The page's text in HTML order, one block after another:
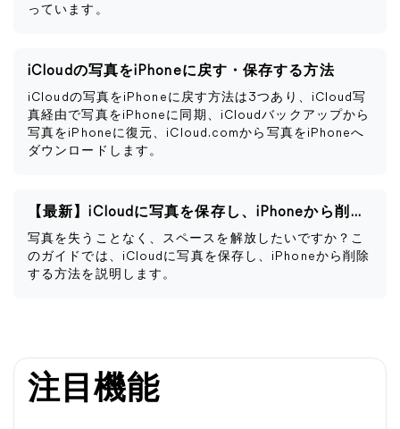
っています。
iCloudの写真をiPhoneに戻す・保存する方法
iCloudの写真をiPhoneに戻す方法は3つあり、iCloud写
真経由で写真をiPhoneに同期、iCloudバックアップから
写真をiPhoneに復元、iCloud.comから写真をiPhoneへ
ダウンロードします。
【最新】iCloudに写真を保存し、iPhoneから削除する方法
写真を失うことなく、スペースを解放したいですか？こ
のガイドでは、iCloudに写真を保存し、iPhoneから削除
する方法を説明します。
注目機能